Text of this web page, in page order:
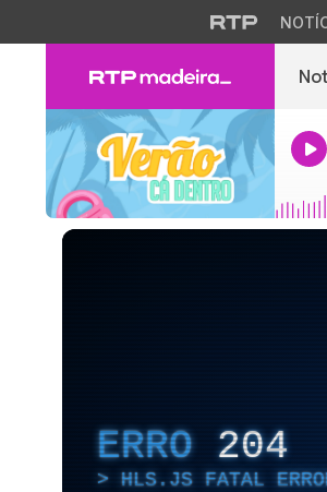
ERRO 204
HLS.JS FATAL